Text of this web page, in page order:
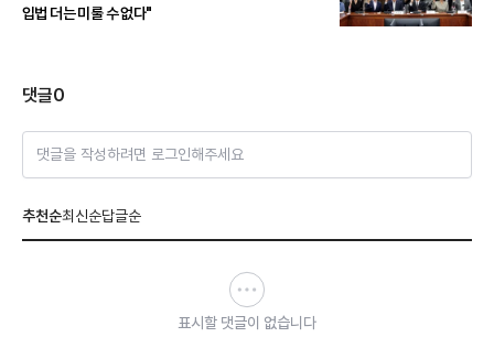
입법 더는 미룰 수 없다"
댓글0
댓글을 작성하려면 로그인해주세요
추천순최신순답글순
표시할 댓글이 없습니다